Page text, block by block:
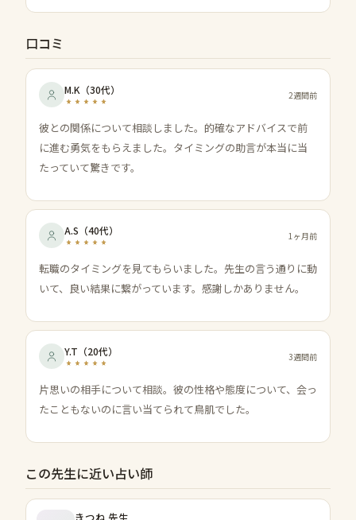
口コミ
M.K （30代） 2週間前
彼との関係について相談しました。的確なアドバイスで前
に進む勇気をもらえました。タイミングの助言が本当に当
たっていて驚きです。
A.S （40代） 1ヶ月前
転職のタイミングを見てもらいました。先生の言う通りに動
いて、良い結果に繋がっています。感謝しかありません。
Y.T （20代） 3週間前
片思いの相手について相談。彼の性格や態度について、会っ
たこともないのに言い当てられて鳥肌でした。
この先生に近い占い師